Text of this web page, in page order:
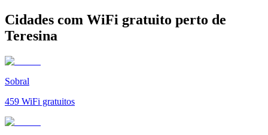
Cidades com WiFi gratuito perto de
Teresina
Sobral
459 WiFi gratuitos